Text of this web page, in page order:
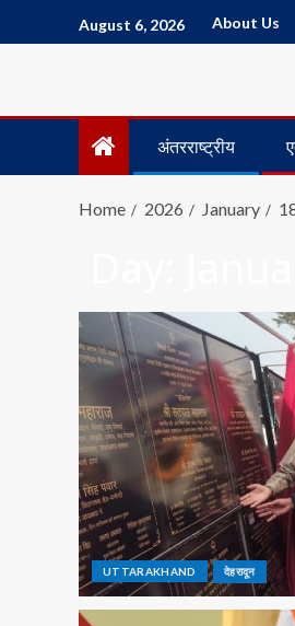
August 6, 2026 About Us
अंतरराष्ट्रीय
Home 2026 January
UTTARAKHAND देहरादून